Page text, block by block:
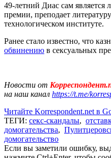
49-летний Диас сам является
премии, преподает
технологическом институте.
Ранее стало известно, что
обвинению в сексуальных
Новости от
на наш канал https://t.me/
Читайте Korrespondent.net в
ТЕГИ: секс-скандалы,
домогательства,
домогательство
Если вы заметили ошибку,